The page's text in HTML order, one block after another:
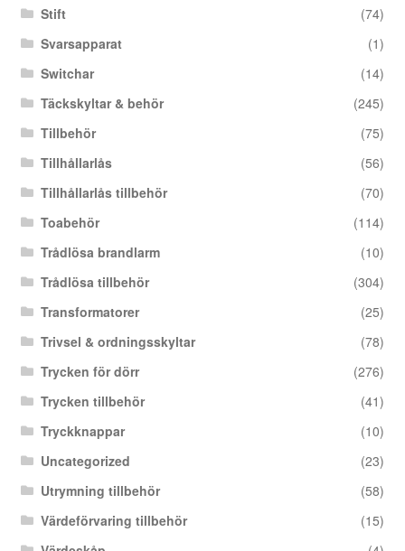
Stift
(74)
Svarsapparat
(1)
Switchar
(14)
Täckskyltar & behör
(245)
Tillbehör
(75)
Tillhållarlås
(56)
Tillhållarlås tillbehör
(70)
Toabehör
(114)
Trådlösa brandlarm
(10)
Trådlösa tillbehör
(304)
Transformatorer
(25)
Trivsel & ordningsskyltar
(78)
Trycken för dörr
(276)
Trycken tillbehör
(41)
Tryckknappar
(10)
Uncategorized
(23)
Utrymning tillbehör
(58)
Värdeförvaring tillbehör
(15)